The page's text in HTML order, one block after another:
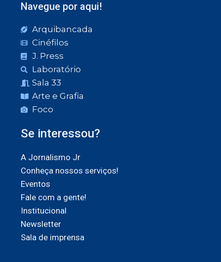
Navegue por aqui!
Arquibancada
Cinéfilos
J. Press
Laboratório
Sala 33
Arte e Grafia
Foco
Se interessou?
A Jornalismo Jr
Conheça nossos serviços!
Eventos
Fale com a gente!
Institucional
Newsletter
Sala de imprensa